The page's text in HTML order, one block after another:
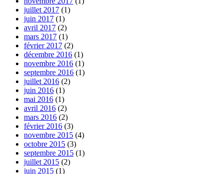
juillet 2017 (1)
juin 2017 (1)
avril 2017 (2)
mars 2017 (1)
février 2017 (2)
décembre 2016 (1)
novembre 2016 (1)
septembre 2016 (1)
juillet 2016 (2)
juin 2016 (1)
mai 2016 (1)
avril 2016 (2)
mars 2016 (2)
février 2016 (3)
novembre 2015 (4)
octobre 2015 (3)
septembre 2015 (1)
juillet 2015 (2)
juin 2015 (1)